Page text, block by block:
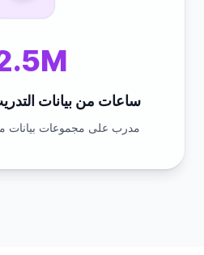
ساعات من بيانات
مدرب على مجموعات بيانات